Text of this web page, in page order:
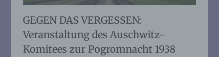
GEGEN DAS VERGESSEN:
Veranstaltung des Auschwitz-
Komitees zur Pogromnacht 1938